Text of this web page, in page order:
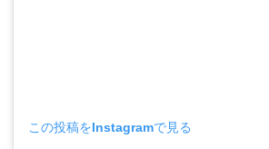
この投稿をInstagramで見る